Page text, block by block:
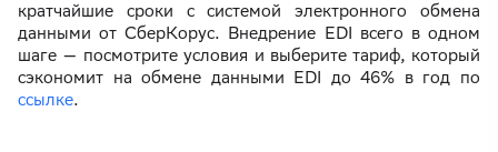
кратчайшие сроки с системой электронного обмена
данными от СберКорус. Внедрение EDI всего в одном
шаге — посмотрите условия и выберите тариф, который
сэкономит на обмене данными EDI до 46% в год по
ссылке.